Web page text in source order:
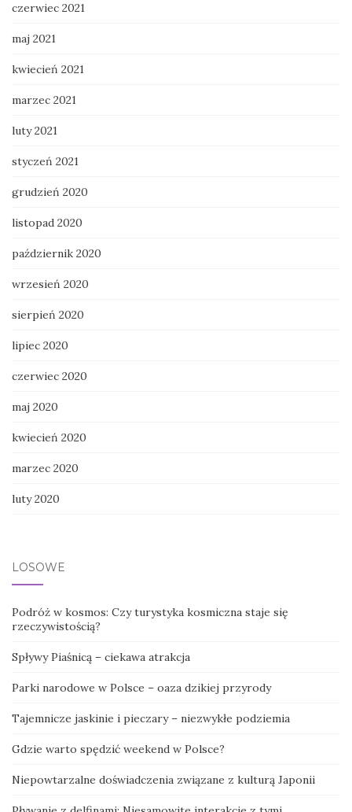
czerwiec 2021
maj 2021
kwiecień 2021
marzec 2021
luty 2021
styczeń 2021
grudzień 2020
listopad 2020
październik 2020
wrzesień 2020
sierpień 2020
lipiec 2020
czerwiec 2020
maj 2020
kwiecień 2020
marzec 2020
luty 2020
LOSOWE
Podróż w kosmos: Czy ​​turystyka kosmiczna staje się
rzeczywistością?
Spływy Piaśnicą – ciekawa atrakcja
Parki narodowe w Polsce – oaza dzikiej przyrody
Tajemnicze jaskinie i pieczary – niezwykłe podziemia
Gdzie warto spędzić weekend w Polsce?
Niepowtarzalne doświadczenia związane z kulturą Japonii